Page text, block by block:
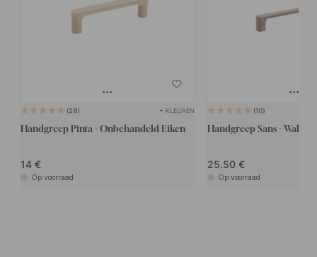
28 + KLEUREN
Handgreep Pinta - Onbehandeld Eiken
14
Op voorraad
10
Handgreep Sans -
25.50
Op voorraad